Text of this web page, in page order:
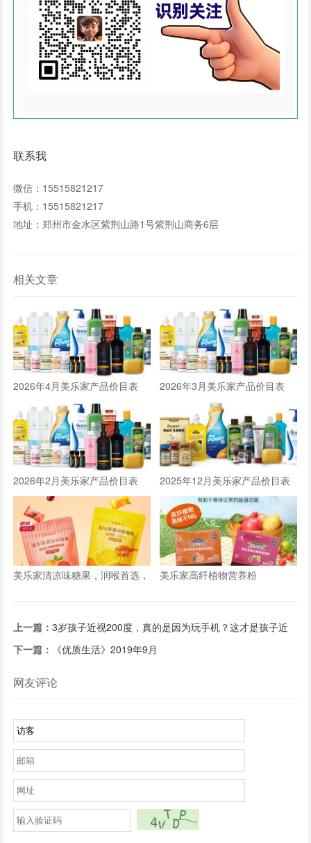
联系我
微信：15515821217
手机：15515821217
地址：郑州市金水区紫荆山路1号紫荆山商务6层
相关文章
2026年4月美乐家产品价目表 2026年3月美乐家产品价目表
2026年2月美乐家产品价目表 2025年12月美乐家产品价目表
美乐家清凉味糖果，润喉首选，
美乐家高纤植物营养粉
上一篇：3岁孩子近视200度，真的是因为玩手机？这才是孩子近
视的真正原因！
下一篇： 《优质生活》2019年9月
网友评论